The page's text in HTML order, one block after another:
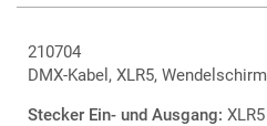
210704
DMX-Kabel, XLR5, Wendelschirm
Stecker Ein- und Ausgang: XLR5